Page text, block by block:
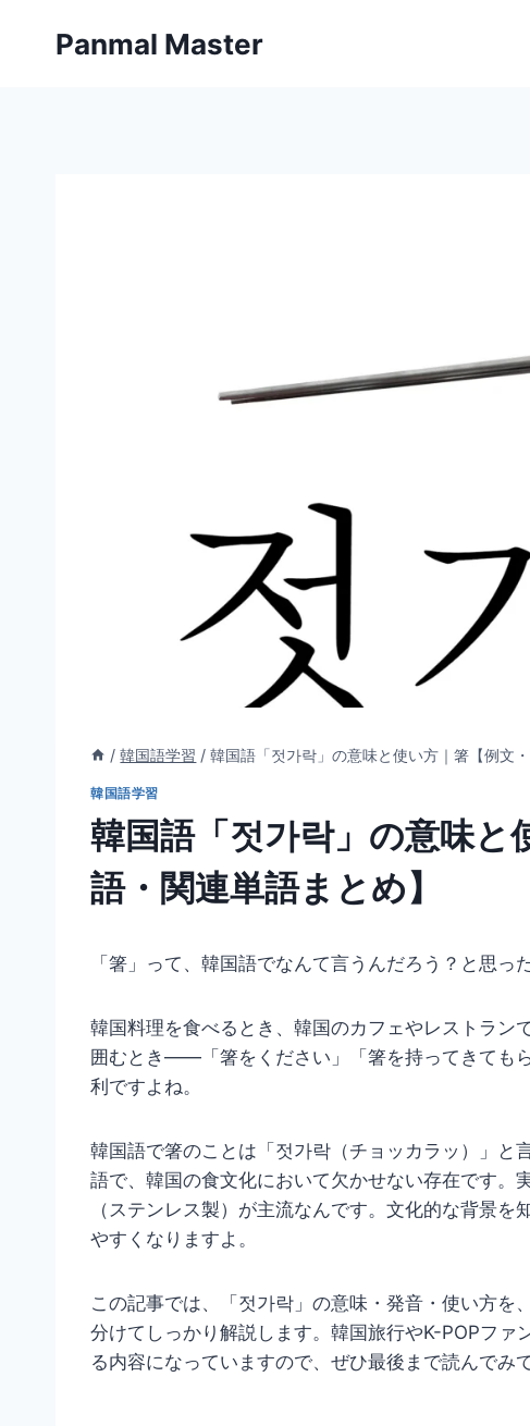
Panmal Master
/ 韓国語学習 / 韓国語「젓가락」の意味と使い方｜箸【例文
韓国語学習
韓国語「젓가락」の意味と
語・関連単語まとめ】
「箸」って、韓国語でなんて言うんだろう？と思っ
韓国料理を食べるとき、韓国のカフェやレストラン
囲むとき——「箸をください」「箸を持ってきても
利ですよね。
韓国語で箸のことは「젓가락（チョッカラッ）」と
語で、韓国の食文化において欠かせない存在です。
（ステンレス製）が主流なんです。文化的な背景
やすくなりますよ。
この記事では、「젓가락」の意味・発音・使い方
分けてしっかり解説します。韓国旅行やK-POPフ
る内容になっていますので、ぜひ最後まで読んでみ